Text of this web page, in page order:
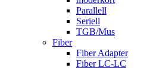
Parallell
Seriell
TGB/Mus
Fiber
Fiber Adapter
Fiber LC-LC